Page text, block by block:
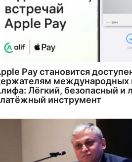
Pay становится
международных
Лёгкий, безопасный и
инструмент